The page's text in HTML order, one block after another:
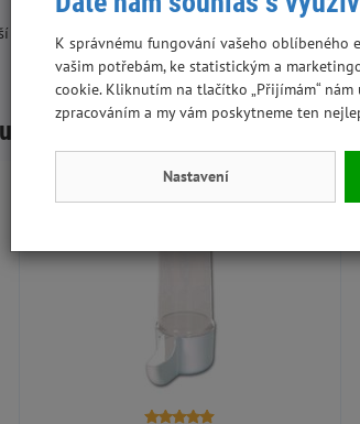
výrobky rostlinného původu
Skladem
K správnému fungování vašeho oblíbeného
vašim potřebám, ke statistickým a
cookie. Kliknutím na tlačítko „Přijímám“
zpracováním a my vám poskytneme ten
Nastavení